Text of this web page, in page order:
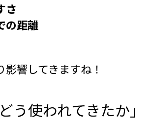
さ
の距離
響してきますね！
う使われてきたか」